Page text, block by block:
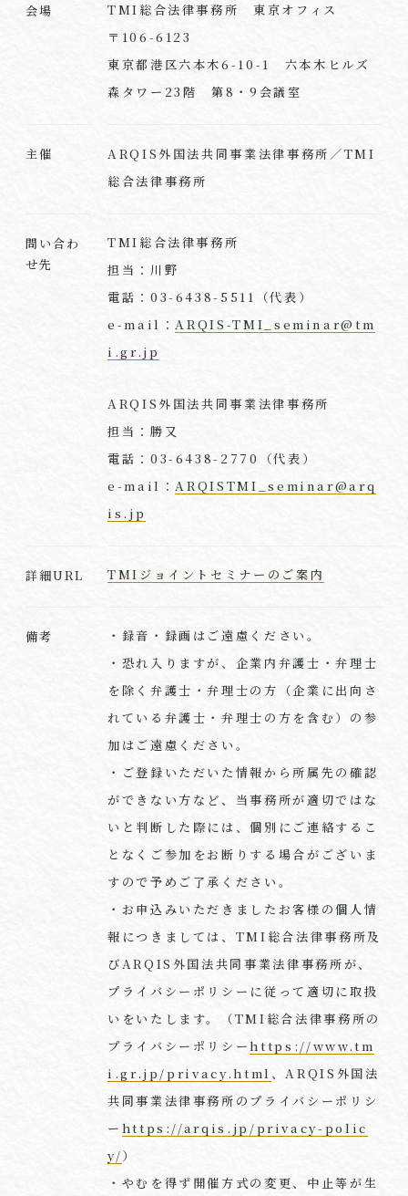
会場
TMI総合法律事務所 東京オフィス
〒106-6123
東京都港区六本木6-10-1 六本木ヒルズ
森タワー23階 第8・9会議室
主催
ARQIS外国法共同事業法律事務所／TMI
総合法律事務所
問い合わ
せ先
TMI総合法律事務所
担当：川野
電話：03-6438-5511（代表）
e-mail：ARQIS-TMI_seminar@tm
i.gr.jp
ARQIS外国法共同事業法律事務所
担当：勝又
電話：03-6438-2770（代表）
e-mail： ARQISTMI_seminar@arq
is.jp
詳細URL TMIジョイントセミナーのご案内
備考
・録音・録画はご遠慮ください。
・恐れ入りますが、企業内弁護士・弁理士
を除く弁護士・弁理士の方（企業に出向さ
れている弁護士・弁理士の方を含む）の参
加はご遠慮ください。
・ご登録いただいた情報から所属先の確認
ができない方など、当事務所が適切ではな
いと判断した際には、個別にご連絡するこ
となくご参加をお断りする場合がございま
すので予めご了承ください。
・お申込みいただきましたお客様の個人情
報につきましては、TMI総合法律事務所及
びARQIS外国法共同事業法律事務所が、
プライバシーポリシーに従って適切に取扱
いをいたします。（TMI総合法律事務所の
プライバシーポリシーhttps://www.tm
i.gr.jp/privacy.html 、ARQIS外国法
共同事業法律事務所のプライバシーポリシ
ー https://arqis.jp/privacy-polic
y/）
・やむを得ず開催方式の変更、中止等が生